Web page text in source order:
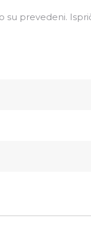
su prevedeni.